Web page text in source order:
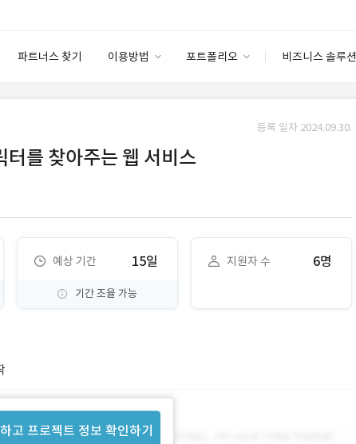
파트너스 찾기 이용방법 포트폴리오 비즈니스 솔루션
이용요금
고객센터
안심 코드 케어
등록 일자 2024.09.30.
를 찾아주는 웹 서비스
예상 기간 15일
기간 조율 가능
지원자 수 6명
고 프로젝트 정보 확인하기